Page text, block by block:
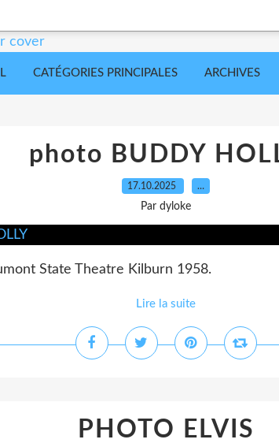
CATÉGORIES PRINCIPALES ARCHIVES
photo BUDDY
17.10.2025 …
Par dyloke
State Theatre Kilburn 1958.
Lire la suite
PHOTO ELVIS